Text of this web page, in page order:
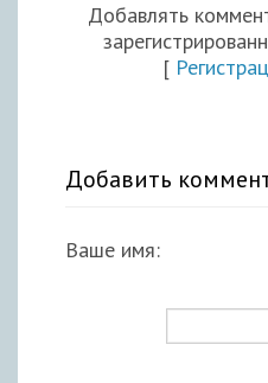
Добавлять
[
Добавить
Ваше имя: